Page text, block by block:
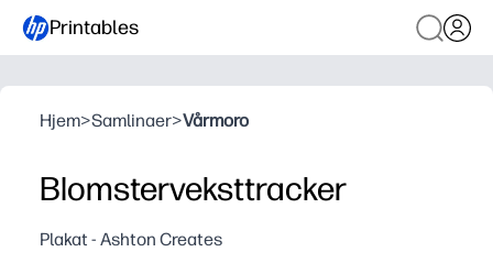
Printables
Hjem>Samlinaer>Vårmoro
Blomsterveksttracker
Plakat - Ashton Creates